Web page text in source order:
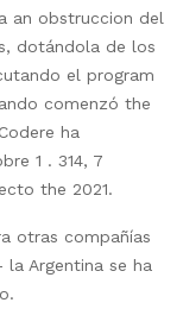
an obstruccion del
dotándola de los
el program
comenzó the
ha
1 . 314, 7
the 2021.
otras compañías
Argentina se ha